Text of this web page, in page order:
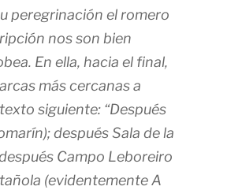
peregrinación el romero
nos son bien
En ella, hacia el final,
más cercanas a
siguiente: “Después
después Sala de la
Campo Leboreiro
(evidentemente A